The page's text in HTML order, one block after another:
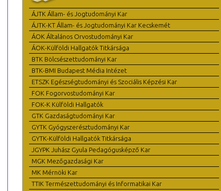
ÁJTK Állam- és Jogtudományi Kar
ÁJTK-KT Állam- és Jogtudományi Kar Kecskemét
ÁOK Általános Orvostudományi Kar
ÁOK-Külföldi Hallgatók Titkársága
BTK Bölcsészettudományi Kar
BTK-BMI Budapest Média Intézet
ETSZK Egészségtudományi és Szociális Képzési Kar
FOK Fogorvostudományi Kar
FOK-K Külföldi Hallgatók
GTK Gazdaságtudományi Kar
GYTK Gyógyszerésztudományi Kar
GYTK-Külföldi Hallgatók Titkársága
JGYPK Juhász Gyula Pedagógusképző Kar
MGK Mezőgazdasági Kar
MK Mérnöki Kar
TTIK Természettudományi és Informatikai Kar